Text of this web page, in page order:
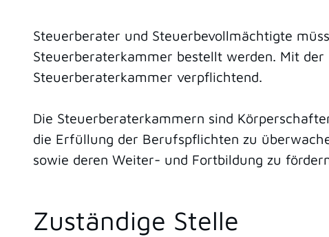
Steuerberater und Steuerbevollmächtigte
Steuerberaterkammer bestellt werden. Mit
Steuerberaterkammer verpflichtend.
Die Steuerberaterkammern sind
die Erfüllung der Berufspflichten zu
sowie deren Weiter- und Fortbildung zu
Zuständige Stelle